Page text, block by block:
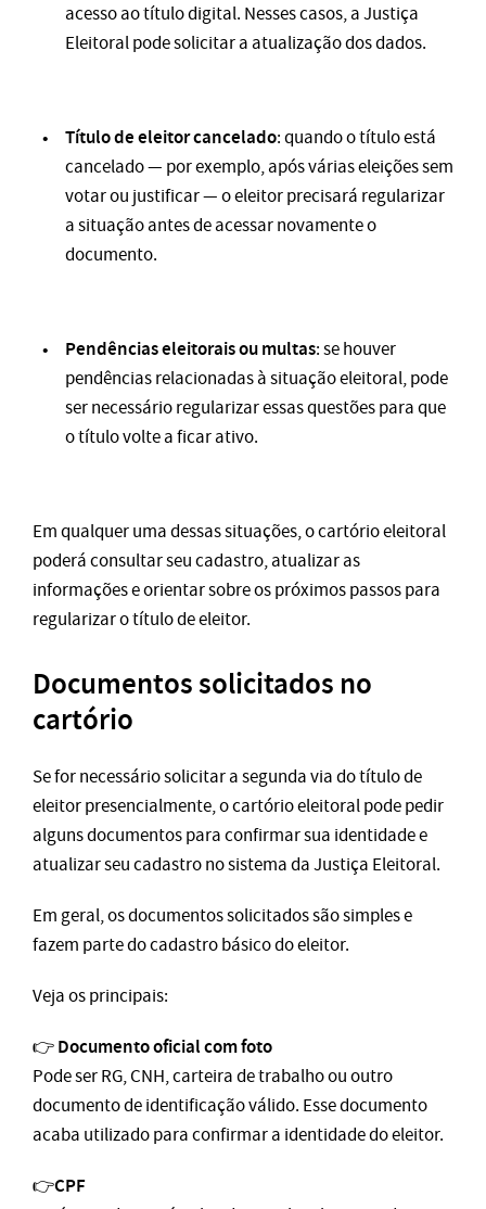
acesso ao título digital. Nesses casos, a Justiça
Eleitoral pode solicitar a atualização dos dados.
Título de eleitor cancelado: quando o título está
cancelado — por exemplo, após várias eleições sem
votar ou justificar — o eleitor precisará regularizar
a situação antes de acessar novamente o
documento.
Pendências eleitorais ou multas: se houver
pendências relacionadas à situação eleitoral, pode
ser necessário regularizar essas questões para que
o título volte a ficar ativo.
Em qualquer uma dessas situações, o cartório eleitoral
poderá consultar seu cadastro, atualizar as
informações e orientar sobre os próximos passos para
regularizar o título de eleitor.
Documentos solicitados no
cartório
Se for necessário solicitar a segunda via do título de
eleitor presencialmente, o cartório eleitoral pode pedir
alguns documentos para confirmar sua identidade e
atualizar seu cadastro no sistema da Justiça Eleitoral.
Em geral, os documentos solicitados são simples e
fazem parte do cadastro básico do eleitor.
Veja os principais:
👉Documento oficial com foto
Pode ser RG, CNH, carteira de trabalho ou outro
documento de identificação válido. Esse documento
acaba utilizado para confirmar a identidade do eleitor.
👉CPF